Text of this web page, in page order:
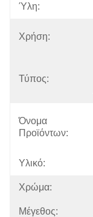
Ύλη:
Χρήση:
Τύπος:
Όνομα
Προϊόντων:
Υλικό:
Χρώμα:
Μέγεθος: